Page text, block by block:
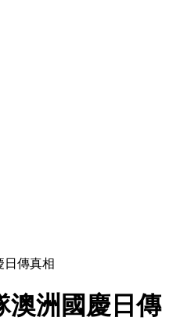
日傳真相
澳洲國慶日傳